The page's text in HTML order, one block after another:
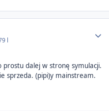
9 l
prostu dalej w stronę symulacji.
sprzeda. (pipi)y mainstream.